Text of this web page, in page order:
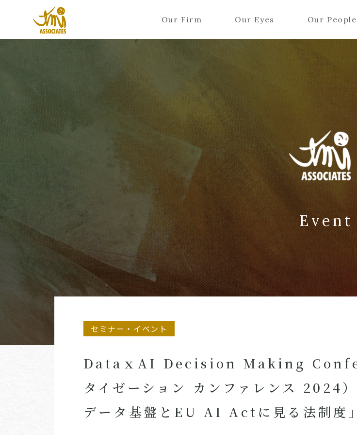
Our Firm Our Eyes Our People
Event
セミナー・イベント
DataｘAI Decision Making
タイゼーション カンファレンス 2024
データ基盤とEU AI Actに見る法制度」